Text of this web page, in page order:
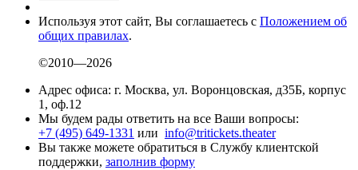
Используя этот сайт, Вы соглашаетесь с Положением об
общих правилах.
©2010—2026
Адрес офиса: г. Москва, ул. Воронцовская, д35Б, корпус
1, оф.12
Мы будем рады ответить на все Ваши вопросы:
+7 (495) 649-1331 или info@tritickets.theater
Вы также можете обратиться в Службу клиентской
поддержки, заполнив форму